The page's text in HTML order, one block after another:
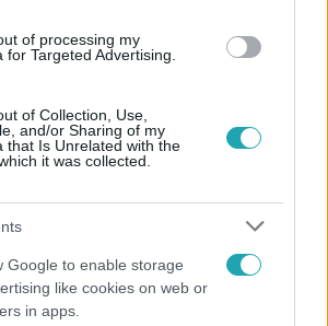
of processing my
for Targeted Advertising.
of Collection, Use,
and/or Sharing of my
that Is Unrelated with the
it was collected.
Google to enable storage
like cookies on web or
in apps.